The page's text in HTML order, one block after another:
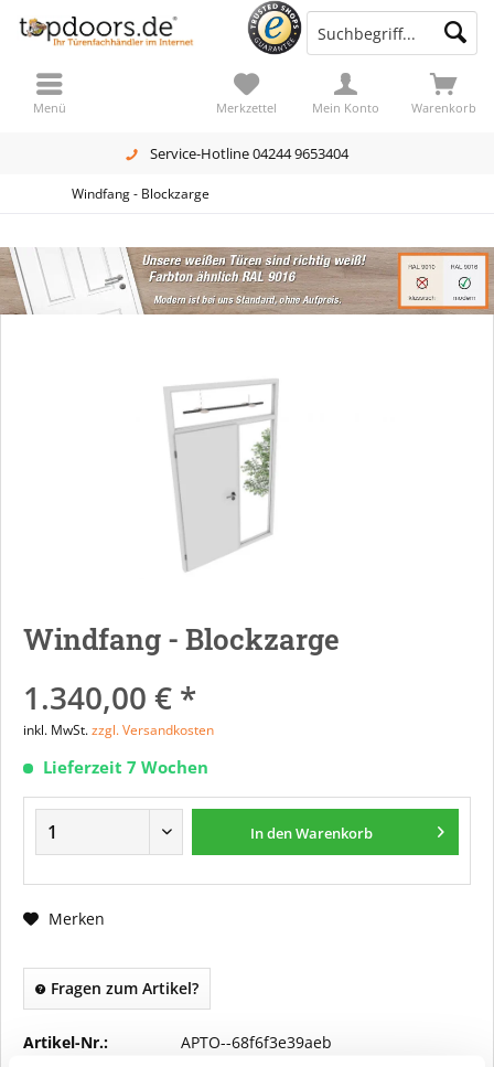
Service-Hotline 04244 9653404
Warenkorb
Merkzettel Mein Konto
Menü
Windfang - Blockzarge
Windfang - Blockzarge
1.340,00 € *
inkl. MwSt.zzgl. Versandkosten
Lieferzeit 7 Wochen
In denWarenkorb
Merken
Fragen zum Artikel?
Artikel-Nr.: APTO--68f6f3e39aeb